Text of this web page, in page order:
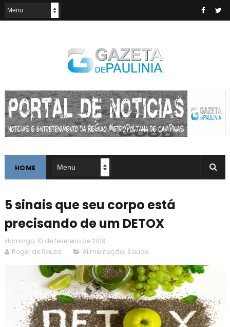
HOME
5 sinais que seu corpo está
precisando de um DETOX
domingo, 10 de fevereiro de 2019
Roger de Souza
Alimentação, Saúde